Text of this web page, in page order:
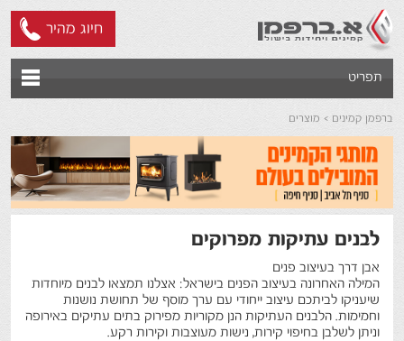
חיוג מהיר
תפריט
ברפמן קמינים מוצרים
לבנים עתיקות מפרוקים
אבן דרך בעיצוב פנים
המילה האחרונה בעיצוב הפנים בישראל: אצלנו תמצאו לבנים מיוחדות
שיעניקו לביתכם עיצוב ייחודי עם ערך מוסף של תחושת נושנות
וחמימות. הלבנים העתיקות הנן מקוריות מפירוק בתים עתיקים באירופה
וניתן לשלבן בחיפוי קירות, נישות מעוצבות וקירות רקע.